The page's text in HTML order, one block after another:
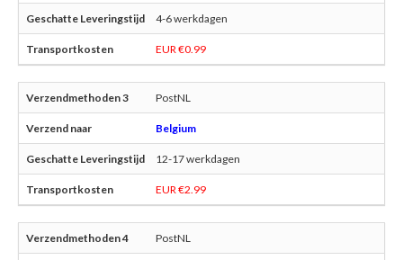
4-6 werkdagen
EUR €0.99
PostNL
Belgium
12-17 werkdagen
EUR €2.99
PostNL